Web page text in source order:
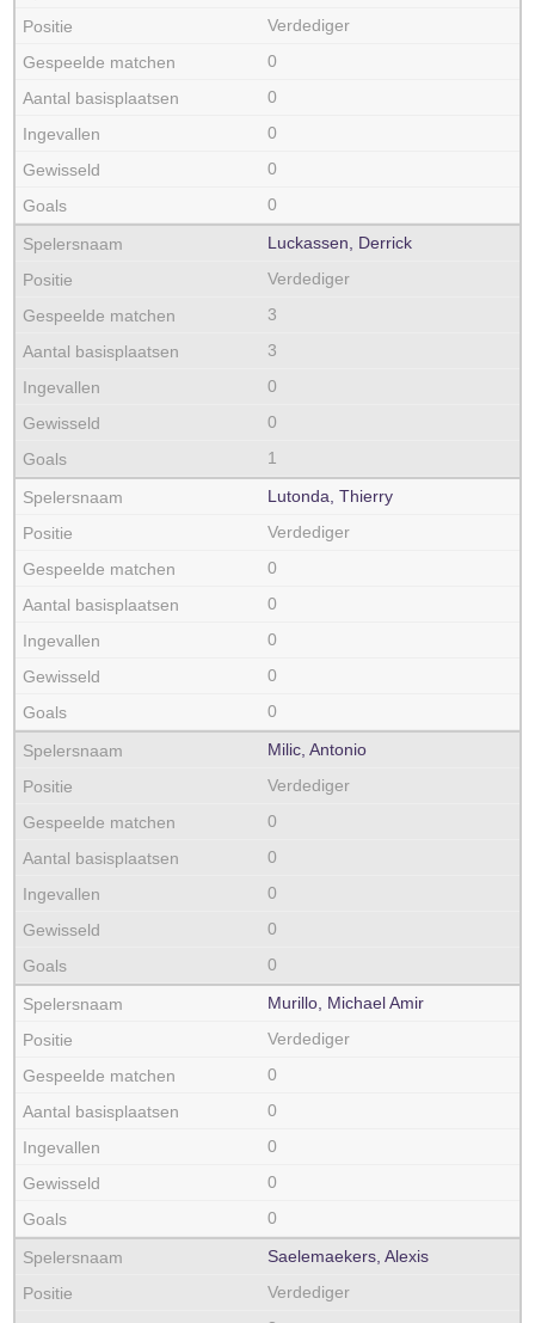
Verdediger
0
0
0
0
0
Luckassen, Derrick
Verdediger
3
3
0
0
1
Lutonda, Thierry
Verdediger
0
0
0
0
0
Milic, Antonio
Verdediger
0
0
0
0
0
Murillo, Michael Amir
Verdediger
0
0
0
0
0
Saelemaekers, Alexis
Verdediger